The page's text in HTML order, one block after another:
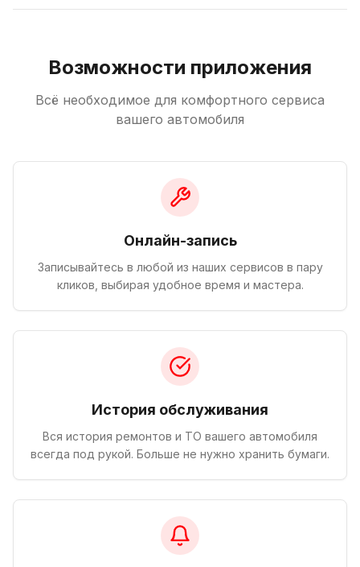
Возможности приложения
Всё необходимое для комфортного сервиса
вашего автомобиля
Онлайн-запись
Записывайтесь в любой из наших сервисов в пару
кликов, выбирая удобное время и мастера.
История обслуживания
Вся история ремонтов и ТО вашего автомобиля
всегда под рукой. Больше не нужно хранить бумаги.